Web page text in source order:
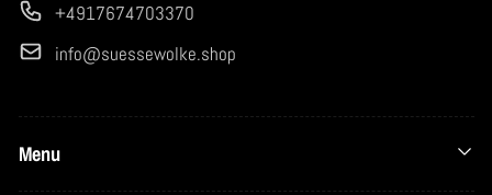
+4917674703370
info@suessewolke.shop
Menu